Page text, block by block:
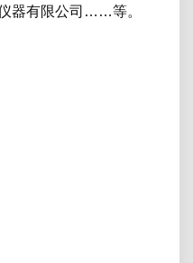
器有限公司……等。